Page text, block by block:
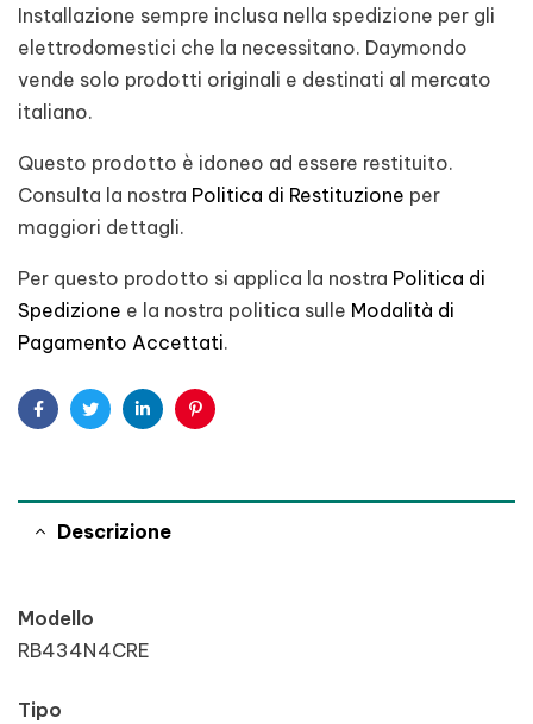
Installazione sempre inclusa nella spedizione per gli
elettrodomestici che la necessitano. Daymondo
vende solo prodotti originali e destinati al mercato
italiano.
Questo prodotto è idoneo ad essere restituito.
Consulta la nostra Politica di Restituzione per
maggiori dettagli.
Per questo prodotto si applica la nostra Politica di
Spedizione e la nostra politica sulle Modalità di
Pagamento Accettati.
FacebookTwitterLinkedinPinterest
Descrizione
Modello
RB434N4CRE
Tipo